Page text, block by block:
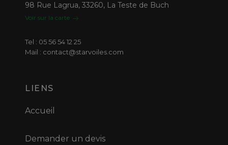
98 Rue Lagrua, 33260, La Teste de Buch
Voir sur la carte
Tel : 05 56 54 12 25
Mail : contact@starvoiles.com
LIENS
Accueil
Demander un devis